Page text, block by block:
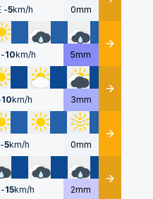
-5km/h 0mm Détails
-10km/h 5mm Détails
10km/h 3mm Détails
-5km/h 0mm Détails
-15km/h 2mm Détails